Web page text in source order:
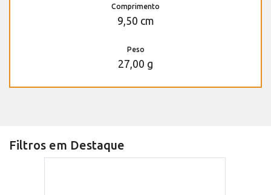
Comprimento
9,50 cm
Peso
27,00 g
Filtros em Destaque